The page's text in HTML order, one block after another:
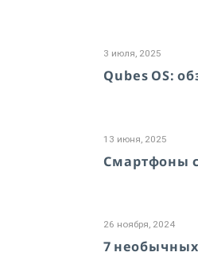
3 июля, 2025
Qubes OS:
13 июня, 2025
Смартфоны
26 ноября, 2024
7